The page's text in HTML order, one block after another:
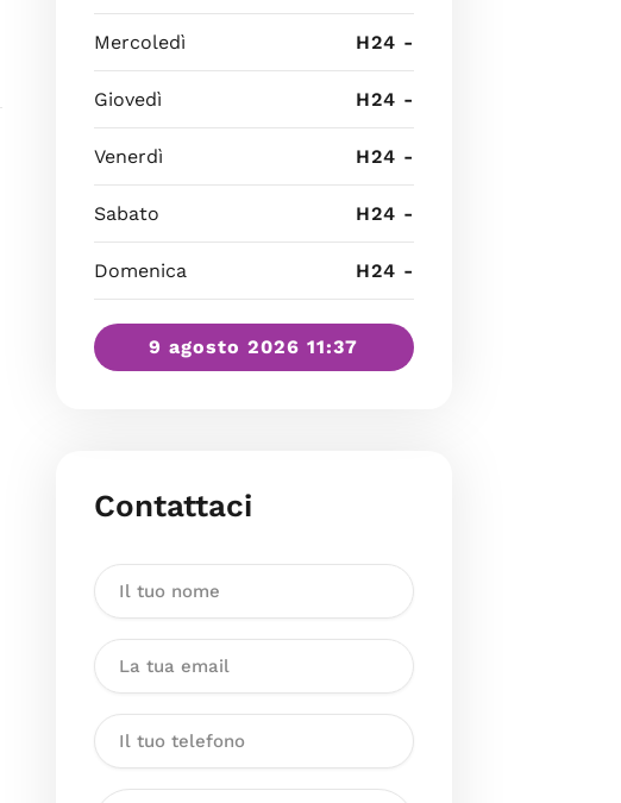
Mercoledì H24 -
Giovedì H24 -
Venerdì H24 -
Sabato H24 -
Domenica H24 -
9 agosto 2026 11:37
Contattaci